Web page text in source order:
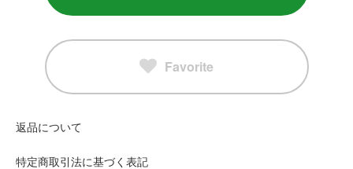
Favorite
返品について
特定商取引法に基づく表記